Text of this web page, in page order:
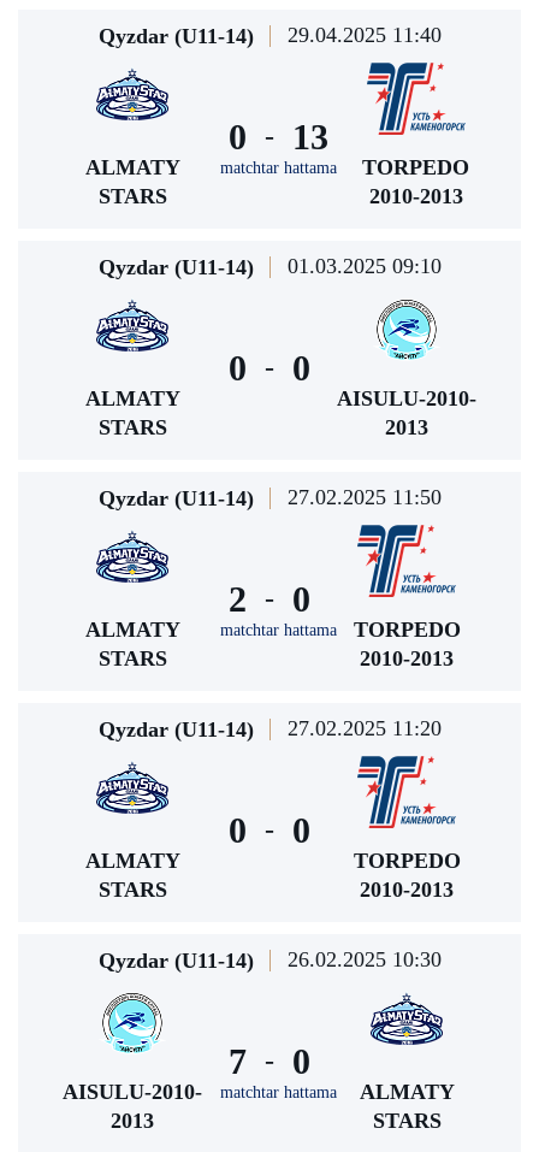
Qyzdar (U11-14) 29.04.2025 11:40
ALMATY
STARS
0 -
matchtar hattama
13
TORPEDO
2010-2013
Qyzdar (U11-14) 01.03.2025 09:10
ALMATY
STARS
0 - 0
AISULU-2010-
2013
Qyzdar (U11-14) 27.02.2025 11:50
ALMATY
STARS
2 -
matchtar hattama
0
TORPEDO
2010-2013
Qyzdar (U11-14) 27.02.2025 11:20
ALMATY
STARS
0 - 0
TORPEDO
2010-2013
Qyzdar (U11-14) 26.02.2025 10:30
AISULU-2010-
2013
7 -
matchtar hattama
0
ALMATY
STARS